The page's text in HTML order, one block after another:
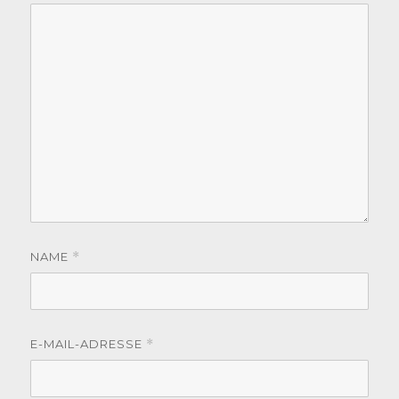
NAME *
E-MAIL-ADRESSE *